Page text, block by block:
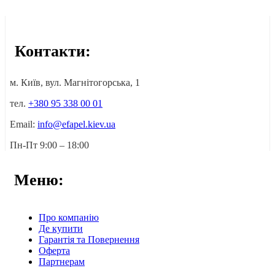
Контакти:
м. Київ, вул. Магнітогорська, 1
тел. +380 95 338 00 01
Email: info@efapel.kiev.ua
Пн-Пт 9:00 – 18:00
Меню:
Про компанію
Де купити
Гарантія та Повернення
Оферта
Партнерам